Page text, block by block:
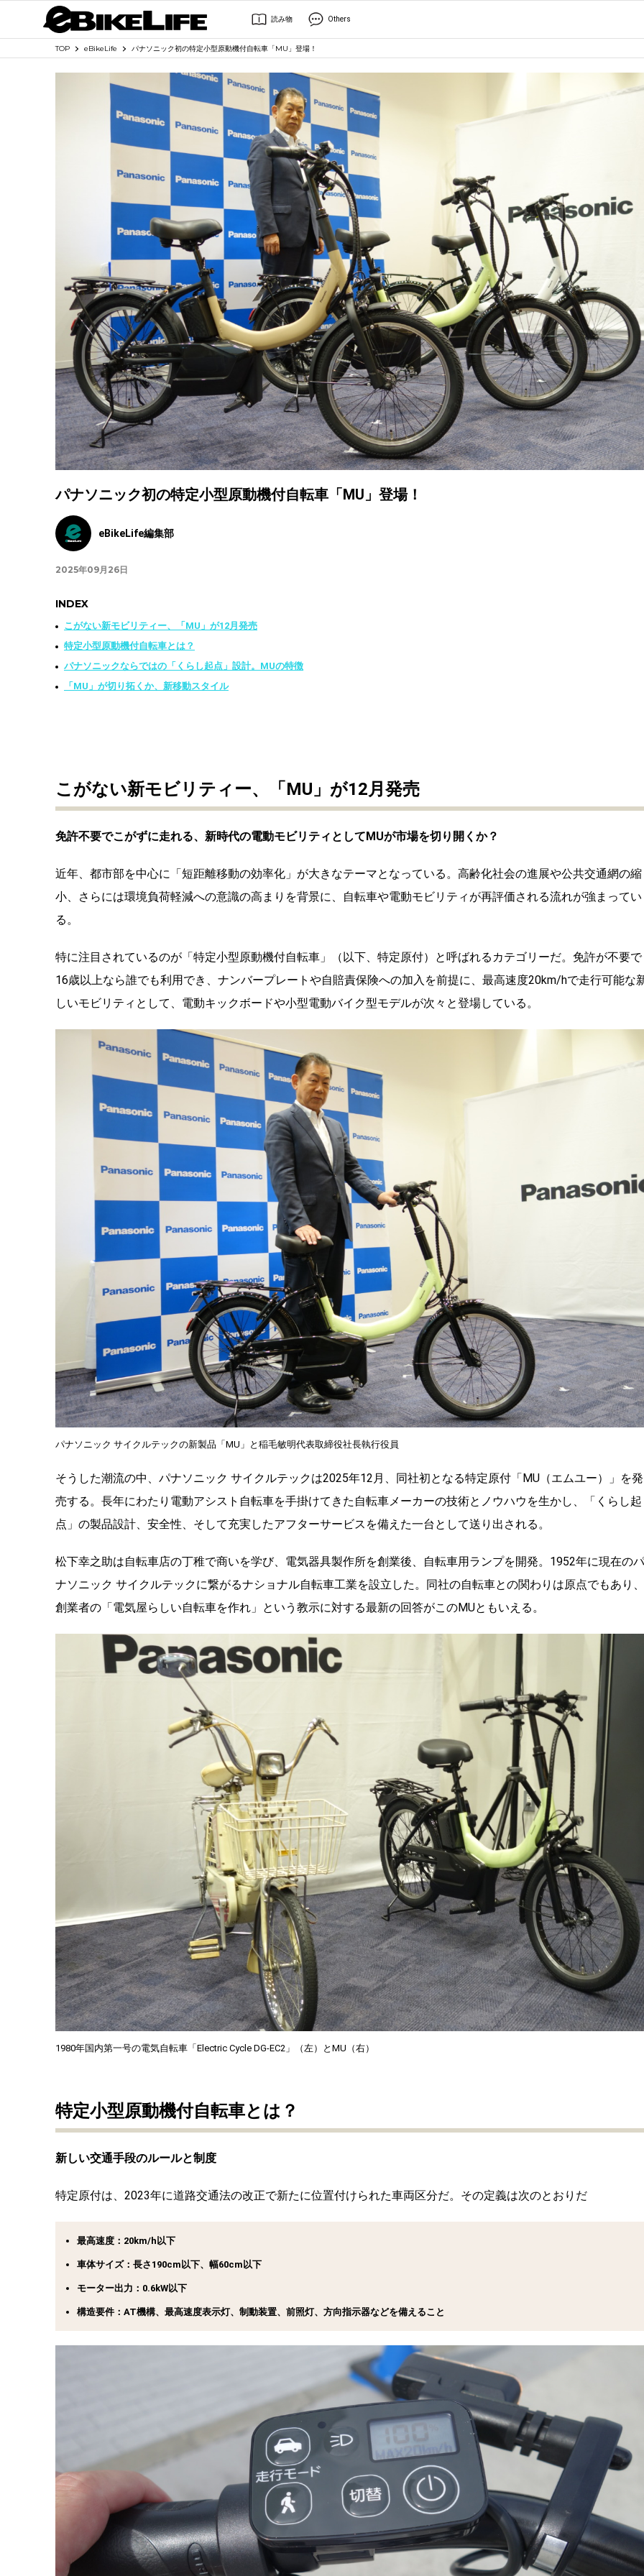
読み物 Others
TOP eBikeLife パナソニック初の特定小型原動機付自転車「MU」登場！
パナソニック初の特定小型原動機付自転車「MU」登場！
eBikeLife編集部
2025年09月26日
INDEX
こがない新モビリティー、「MU」が12月発売
特定小型原動機付自転車とは？
パナソニックならではの「くらし起点」設計。MUの特徴
「MU」が切り拓くか、新移動スタイル
こがない新モビリティー、「MU」が12月発売
免許不要でこがずに走れる、新時代の電動モビリティとしてMUが市場を切り開くか？
近年、都市部を中心に「短距離移動の効率化」が大きなテーマとなっている。高齢化社会の進展や公共交通網の縮
小、さらには環境負荷軽減への意識の高まりを背景に、自転車や電動モビリティが再評価される流れが強まってい
る。
特に注目されているのが「特定小型原動機付自転車」（以下、特定原付）と呼ばれるカテゴリーだ。免許が不要で
16歳以上なら誰でも利用でき、ナンバープレートや自賠責保険への加入を前提に、最高速度20km/hで走行可能な
しいモビリティとして、電動キックボードや小型電動バイク型モデルが次々と登場している。
パナソニック サイクルテックの新製品「MU」と稲毛敏明代表取締役社長執行役員
そうした潮流の中、パナソニック サイクルテックは2025年12月、同社初となる特定原付「MU（エムユー）」を発
売する。長年にわたり電動アシスト自転車を手掛けてきた自転車メーカーの技術とノウハウを生かし、「くらし起
点」の製品設計、安全性、そして充実したアフターサービスを備えた一台として送り出される。
松下幸之助は自転車店の丁稚で商いを学び、電気器具製作所を創業後、自転車用ランプを開発。1952年に現在のパ
ナソニック サイクルテックに繋がるナショナル自転車工業を設立した。同社の自転車との関わりは原点でもあり、
創業者の「電気屋らしい自転車を作れ」という教示に対する最新の回答がこのMUともいえる。
1980年国内第一号の電気自転車「Electric Cycle DG-EC2」（左）とMU（右）
特定小型原動機付自転車とは？
新しい交通手段のルールと制度
特定原付は、2023年に道路交通法の改正で新たに位置付けられた車両区分だ。その定義は次のとおりだ
最高速度 ：20km/h以下
車体サイズ：長さ190cm以下、幅60cm以下
モーター出力 ：0.6kW以下
構造要件 ：AT機構、最高速度表示灯、制動装置、前照灯、方向指示器などを備えること